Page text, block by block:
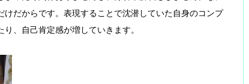
だからです。表現することで沈潜していた自身のコンプ
、自己肯定感が増していきます。